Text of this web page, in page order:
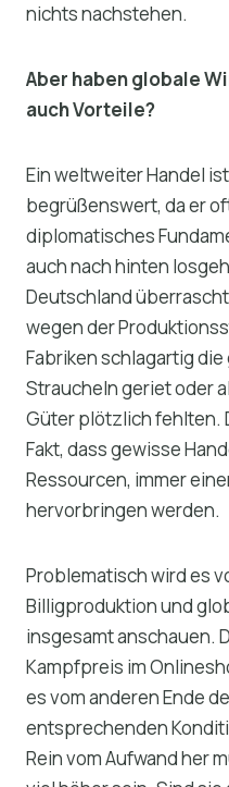
nichts nachstehen.
Aber haben globale
auch Vorteile?
Ein weltweiter Handel
begrüßenswert, da er
diplomatisches
auch nach hinten
Deutschland
wegen der
Fabriken schlagartig
Straucheln geriet oder
Güter plötzlich fehlten.
Fakt, dass gewisse
Ressourcen, immer
hervorbringen werden.
Problematisch wird es
Billigproduktion und
insgesamt anschauen.
Kampfpreis im
es vom anderen Ende
entsprechenden
Rein vom Aufwand her